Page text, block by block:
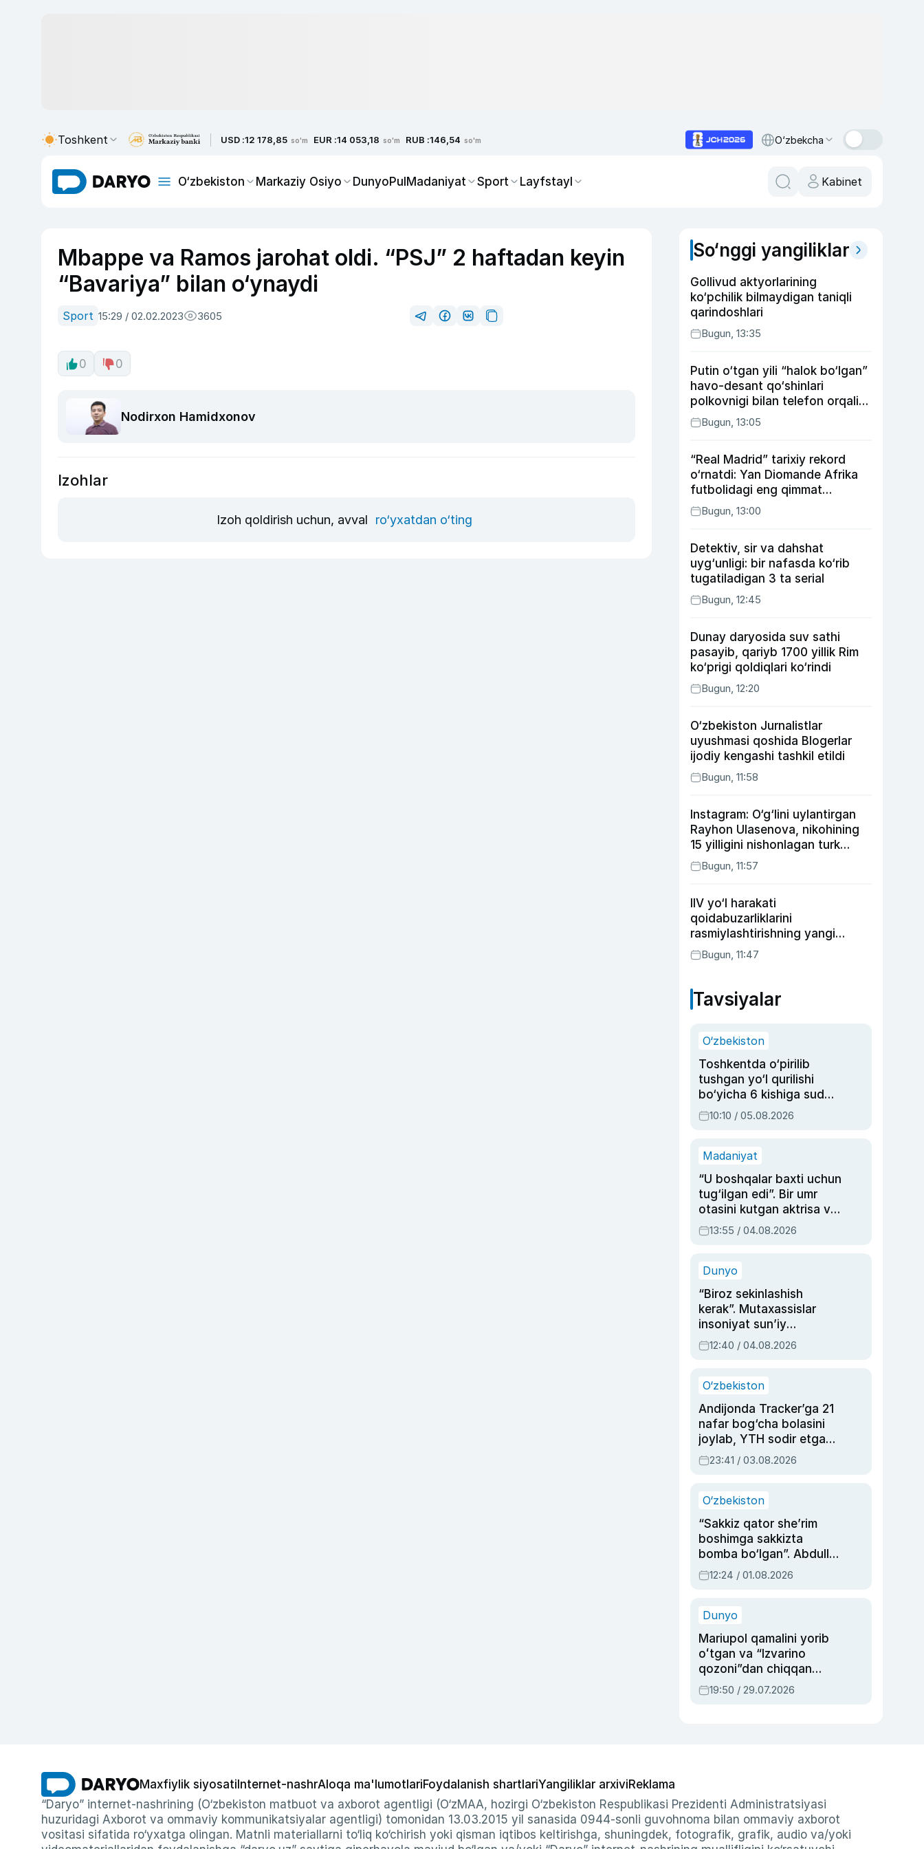
Toshkent USD :12 178,85 so'm EUR :14 053,18 so'm RUB :146,54 so'm O‘zbekcha
O‘zbekiston Markaziy Osiyo DunyoPulMadaniyat Sport Layfstayl Kabinet
Mbappe va Ramos jarohat oldi. “PSJ” 2 haftadan keyin
“Bavariya” bilan o‘ynaydi
Sport 15:29 / 02.02.2023 3605
0 0
Nodirxon Hamidxonov
Izohlar
Izoh qoldirish uchun, avval ro‘yxatdan o‘ting
So‘nggi yangiliklar
Gollivud aktyorlarining
ko‘pchilik bilmaydigan taniqli
qarindoshlari
Bugun, 13:35
Putin o‘tgan yili “halok bo‘lgan”
havo-desant qo‘shinlari
polkovnigi bilan telefon orqali
suhbatlashdi
Bugun, 13:05
“Real Madrid” tarixiy rekord
o‘rnatdi: Yan Diomande Afrika
futbolidagi eng qimmat
transferga aylandi
Bugun, 13:00
Detektiv, sir va dahshat
uyg‘unligi: bir nafasda ko‘rib
tugatiladigan 3 ta serial
Bugun, 12:45
Dunay daryosida suv sathi
pasayib, qariyb 1700 yillik Rim
ko‘prigi qoldiqlari ko‘rindi
Bugun, 12:20
O‘zbekiston Jurnalistlar
uyushmasi qoshida Blogerlar
ijodiy kengashi tashkil etildi
Bugun, 11:58
Instagram: O‘g‘lini uylantirgan
Rayhon Ulasenova, nikohining
15 yilligini nishonlagan turk
aktyorlari va Kamelot qasriga
sayohat qilgan Zebo Rahimova
Bugun, 11:57
IIV yo‘l harakati
qoidabuzarliklarini
rasmiylashtirishning yangi
tartibini taklif qildi
Bugun, 11:47
Tavsiyalar
O‘zbekiston
Toshkentda o‘pirilib
tushgan yo‘l qurilishi
bo‘yicha 6 kishiga sud
hukmi o‘qildi
10:10 / 05.08.2026
Madaniyat
“U boshqalar baxti uchun
tug‘ilgan edi”. Bir umr
otasini kutgan aktrisa va
dublyaj ustasi Rimma
Ahmedovaning
13:55 / 04.08.2026
Dunyo
“Biroz sekinlashish
kerak”. Mutaxassislar
insoniyat sun’iy
intellektni boshqara
olmay qolishidan xavotir
12:40 / 04.08.2026
O‘zbekiston
Andijonda Tracker’ga 21
nafar bog‘cha bolasini
joylab, YTH sodir etgan
ayolga sud hukmi o‘qildi
23:41 / 03.08.2026
O‘zbekiston
“Sakkiz qator she’rim
boshimga sakkizta
bomba bo‘lgan”. Abdulla
Oripovni siyosiy
ayblovlardan asrab
12:24 / 01.08.2026
Dunyo
Mariupol qamalini yorib
oʻtgan va “Izvarino
qozoni”dan chiqqan
qahramon — Ukraina
armiyasi bosh
19:50 / 29.07.2026
Maxfiylik siyosati Internet-nashrAloqa ma'lumotlariFoydalanish shartlariYangiliklar arxiviReklama
“Daryo” internet-nashrining (O‘zbekiston matbuot va axborot agentligi (O‘zMAA, hozirgi O‘zbekiston Respublikasi Prezidenti Administratsiyasi
huzuridagi Axborot va ommaviy kommunikatsiyalar agentligi) tomonidan 13.03.2015 yil sanasida 0944-sonli guvohnoma bilan ommaviy axborot
vositasi sifatida ro‘yxatga olingan. Matnli materiallarni to‘liq ko‘chirish yoki qisman iqtibos keltirishga, shuningdek, fotografik, grafik, audio va/yoki